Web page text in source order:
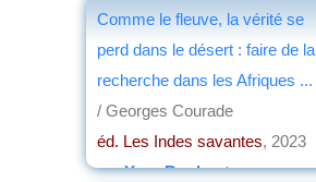
Comme le fleuve, la vérité se
perd dans le désert : faire de la
recherche dans les Afriques ...
/ Georges Courade
éd. Les Indes savantes, 2023
parYves Boulvert